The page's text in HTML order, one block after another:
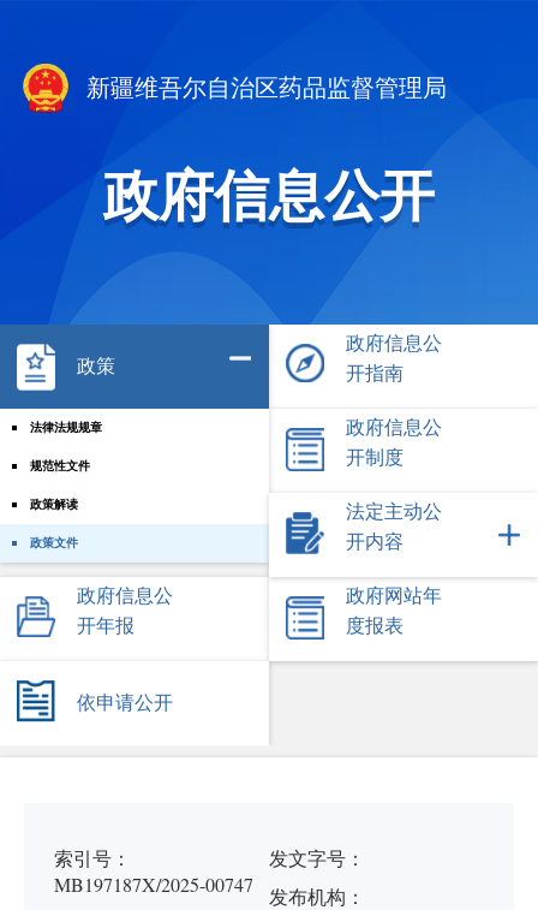
新疆维吾尔自治区药品监督管理局
政府信息公开
政策
法律法规规章
规范性文件
政策解读
政策文件
政府信息公
开指南
政府信息公
开制度
法定主动公
开内容
政府信息公
开年报
政府网站年
度报表
依申请公开
索引号：
MB197187X/2025-00747
发文字号：
发布机构：